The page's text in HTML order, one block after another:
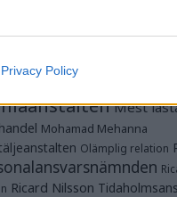
Privacy Policy
Hansson
Mest
Mohamad Mehanna
Olämplig relation
Ricard Nilsson